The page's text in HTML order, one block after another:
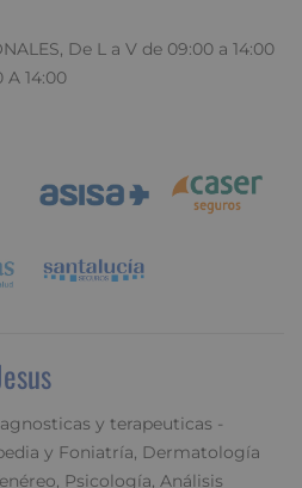
De L a V de 09:00 a 14:00
A 14:00
y terapeuticas -
y Foniatría, Dermatología
Psicología, Análisis